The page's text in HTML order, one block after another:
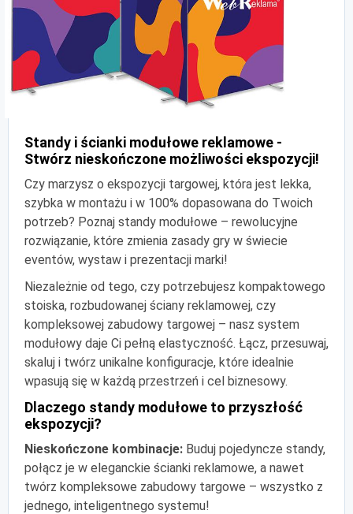
Standy i ścianki modułowe reklamowe -
Stwórz nieskończone możliwości ekspozycji!
Czy marzysz o ekspozycji targowej, która jest lekka,
szybka w montażu i w 100% dopasowana do Twoich
potrzeb? Poznaj standy modułowe – rewolucyjne
rozwiązanie, które zmienia zasady gry w świecie
eventów, wystaw i prezentacji marki!
Niezależnie od tego, czy potrzebujesz kompaktowego
stoiska, rozbudowanej ściany reklamowej, czy
kompleksowej zabudowy targowej – nasz system
modułowy daje Ci pełną elastyczność. Łącz, przesuwaj,
skaluj i twórz unikalne konfiguracje, które idealnie
wpasują się w każdą przestrzeń i cel biznesowy.
Dlaczego standy modułowe to przyszłość
ekspozycji?
Nieskończone kombinacje: Buduj pojedyncze standy,
połącz je w eleganckie ścianki reklamowe, a nawet
twórz kompleksowe zabudowy targowe – wszystko z
jednego, inteligentnego systemu!